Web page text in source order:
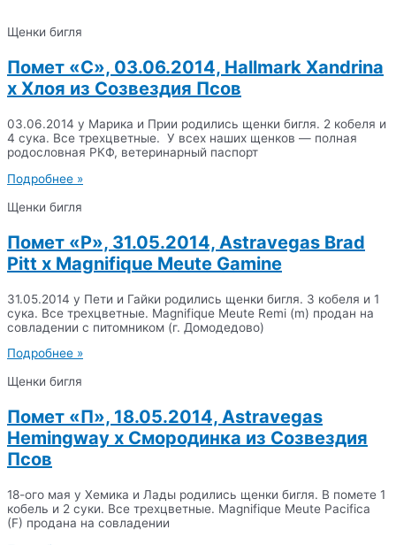
Щенки бигля
Помет «С», 03.06.2014, Hallmark Xandrina
x Хлоя из Созвездия Псов
03.06.2014 у Марика и Прии родились щенки бигля. 2 кобеля и
4 сука. Все трехцветные. У всех наших щенков — полная
родословная РКФ, ветеринарный паспорт
Подробнее »
Щенки бигля
Помет «Р», 31.05.2014, Astravegas Brad
Pitt x Magnifique Meute Gamine
31.05.2014 у Пети и Гайки родились щенки бигля. 3 кобеля и 1
сука. Все трехцветные. Magnifique Meute Remi (m) продан на
совладении с питомником (г. Домодедово)
Подробнее »
Щенки бигля
Помет «П», 18.05.2014, Astravegas
Hemingway x Смородинка из Созвездия
Псов
18-ого мая у Хемика и Лады родились щенки бигля. В помете 1
кобель и 2 суки. Все трехцветные. Magnifique Meute Pacifica
(F) продана на совладении